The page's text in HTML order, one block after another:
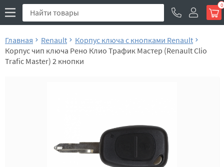
0
Главная Renault
Корпус ключа с кнопками Renault
Корпус чип ключа Рено Клио Трафик Мастер (Renault Clio
Trafic Master) 2 кнопки